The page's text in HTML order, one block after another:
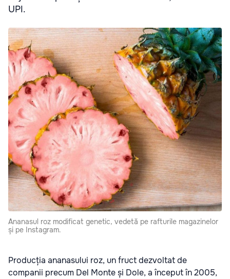
UPI.
Ananasul roz modificat genetic, vedetă pe rafturile magazinelor
și pe Instagram.
Producția ananasului roz, un fruct dezvoltat de
companii precum Del Monte și Dole, a început în 2005,